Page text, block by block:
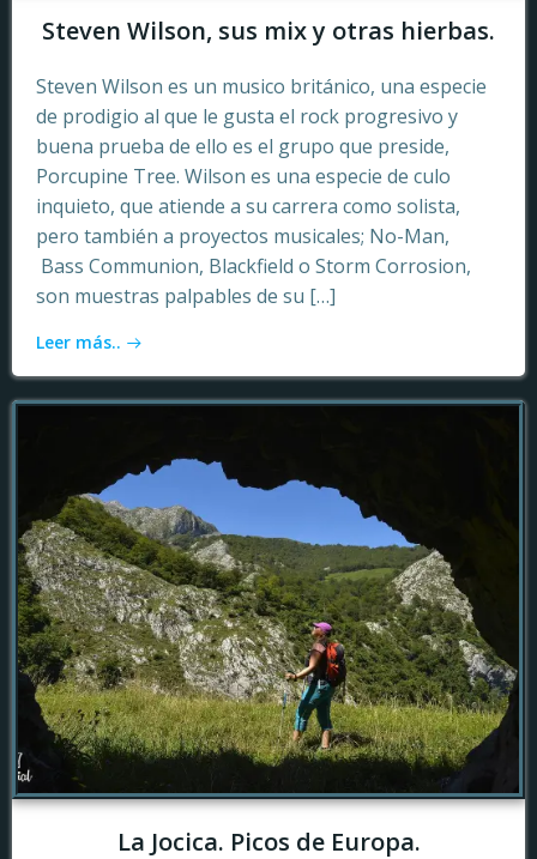
Steven Wilson, sus mix y otras hierbas.
Steven Wilson es un musico británico, una especie
de prodigio al que le gusta el rock progresivo y
buena prueba de ello es el grupo que preside,
Porcupine Tree. Wilson es una especie de culo
inquieto, que atiende a su carrera como solista,
pero también a proyectos musicales; No-Man,
Bass Communion, Blackfield o Storm Corrosion,
son muestras palpables de su […]
Leer más..
La Jocica. Picos de Europa.